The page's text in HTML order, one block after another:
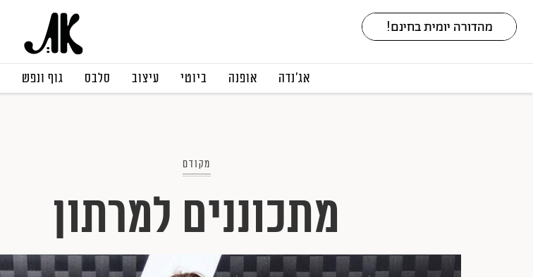
אג׳נדה אופנה ביוטי עיצוב סלבס גוף ונפש
מקודם
מתכוננים למרתון